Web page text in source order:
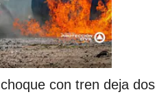
con tren deja dos